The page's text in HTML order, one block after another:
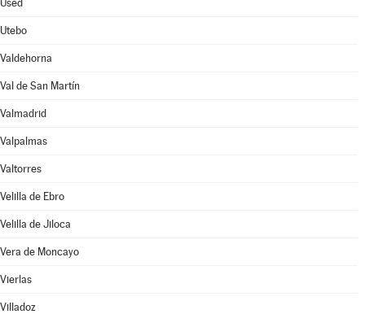
Used
Utebo
Valdehorna
Val de San Martín
Valmadrid
Valpalmas
Valtorres
Velilla de Ebro
Velilla de Jiloca
Vera de Moncayo
Vierlas
Villadoz